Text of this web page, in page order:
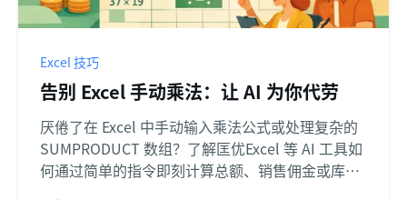
Excel 技巧
告别 Excel 手动乘法：让 AI 为你代劳
厌倦了在 Excel 中手动输入乘法公式或处理复杂的
SUMPRODUCT 数组？了解匡优Excel 等 AI 工具如
何通过简单的指令即刻计算总额、销售佣金或库存